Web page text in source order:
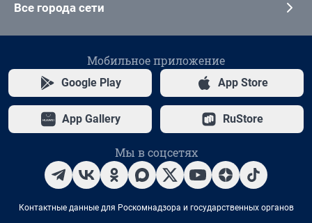
Все города сети
Мобильное приложение
Google Play App Store
App Gallery RuStore
Мы в соцсетях
Контактные данные для Роскомнадзора и государственных органов